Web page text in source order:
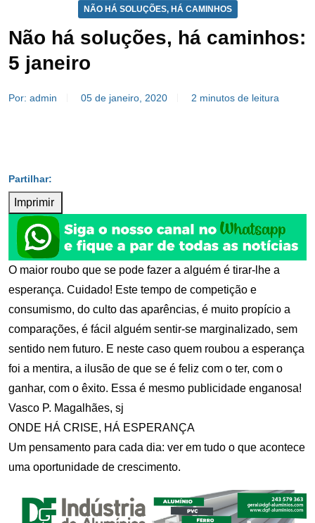
NÃO HÁ SOLUÇÕES, HÁ CAMINHOS
Não há soluções, há caminhos:
5 janeiro
Por: admin 05 de janeiro, 2020 2 minutos de leitura
Imprimir
O maior roubo que se pode fazer a alguém é tirar-lhe a
esperança. Cuidado! Este tempo de competição e
consumismo, do culto das aparências, é muito propício a
comparações, é fácil alguém sentir-se marginalizado, sem
sentido nem futuro. E neste caso quem roubou a esperança
foi a mentira, a ilusão de que se é feliz com o ter, com o
ganhar, com o êxito. Essa é mesmo publicidade enganosa!
Vasco P. Magalhães, sj
ONDE HÁ CRISE, HÁ ESPERANÇA
Um pensamento para cada dia: ver em tudo o que acontece
uma oportunidade de crescimento.